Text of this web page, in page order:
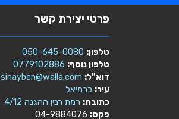
פרטי יצירת קשר
טלפון: 050-645-0080
טלפון נוסף: 0779102886
דוא"ל: sinayben@walla.com
עיר: כרמיאל
כתובת: רמת רבין ההגנה 4/12
פקס: